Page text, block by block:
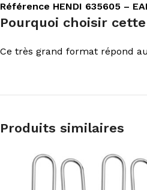
Référence HENDI 635605 –
Pourquoi choisir
Ce très grand format répond
Produits similaires